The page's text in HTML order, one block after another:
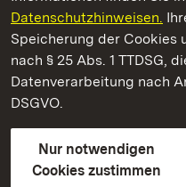
Datenschutzhinweisen.
Speicherung der Cookies
nach § 25 Abs. 1 TTDSG,
Datenverarbeitung nach
DSGVO.
Nur notwendigen
Cookies zustimmen
Neues Schloss Tettnang
Staatliche Schlösser und
Kontakt
GebärdenspracheLeichte
Erklärung zur
BITV-konform (geprüfte